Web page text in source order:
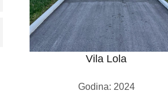
Vila Lola
Godina: 2024